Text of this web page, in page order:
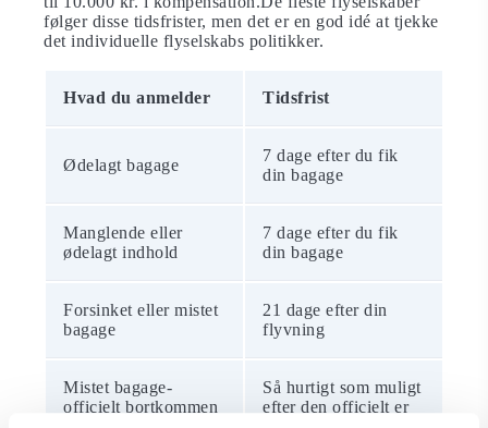
følger disse tidsfrister, men det er en god idé at tjekke
det individuelle flyselskabs politikker.
Hvad du anmelder Tidsfrist
Ødelagt bagage
7 dage efter du fik
din bagage
Manglende eller
ødelagt indhold
7 dage efter du fik
din bagage
Forsinket eller mistet
bagage
21 dage efter din
flyvning
Mistet bagage-
officielt bortkommen
Så hurtigt som muligt
efter den officielt er